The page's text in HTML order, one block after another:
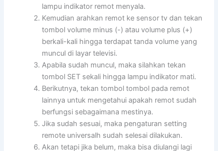
lampu indikator remot menyala.
Kemudian arahkan remot ke sensor tv dan tekan
tombol volume minus (-) atau volume plus (+)
berkali-kali hingga terdapat tanda volume yang
muncul di layar televisi.
Apabila sudah muncul, maka silahkan tekan
tombol SET sekali hingga lampu indikator mati.
Berikutnya, tekan tombol tombol pada remot
lainnya untuk mengetahui apakah remot sudah
berfungsi sebagaimana mestinya.
Jika sudah sesuai, maka pengaturan setting
remote universalh sudah selesai dilakukan.
Akan tetapi jika belum, maka bisa diulangi lagi